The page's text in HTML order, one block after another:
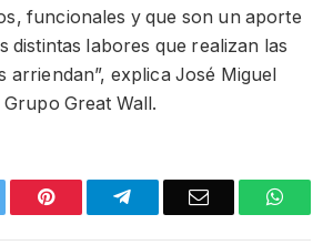
funcionales y que son un aporte
distintas labores que realizan las
arriendan”, explica José Miguel
Great Wall.
Pinterest TelegramEmail